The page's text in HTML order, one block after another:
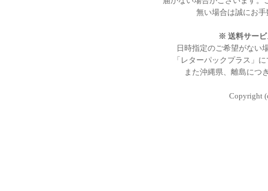
無い場合は誠にお
※ 送料サービ
日時指定のご希望がない
「レターパックプラス」
また沖縄県、離島につ
Copyright